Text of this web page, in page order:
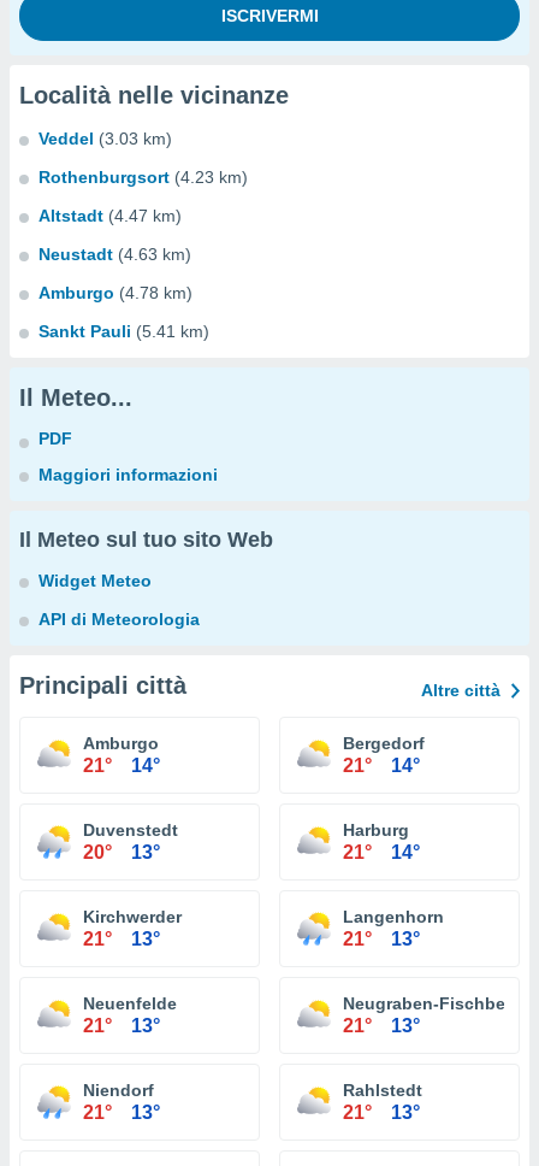
Località nelle vicinanze
Veddel (3.03 km)
Rothenburgsort (4.23 km)
Altstadt (4.47 km)
Neustadt (4.63 km)
Amburgo (4.78 km)
Sankt Pauli (5.41 km)
Il Meteo...
PDF
Maggiori informazioni
Il Meteo sul tuo sito Web
Widget Meteo
API di Meteorologia
Principali città Altre città
Amburgo
21° 14°
Bergedorf
21° 14°
Duvenstedt
20° 13°
Harburg
21° 14°
Kirchwerder
21° 13°
Langenhorn
21° 13°
Neuenfelde
21° 13°
Neugraben-Fischbek
21° 13°
Niendorf
21° 13°
Rahlstedt
21° 13°